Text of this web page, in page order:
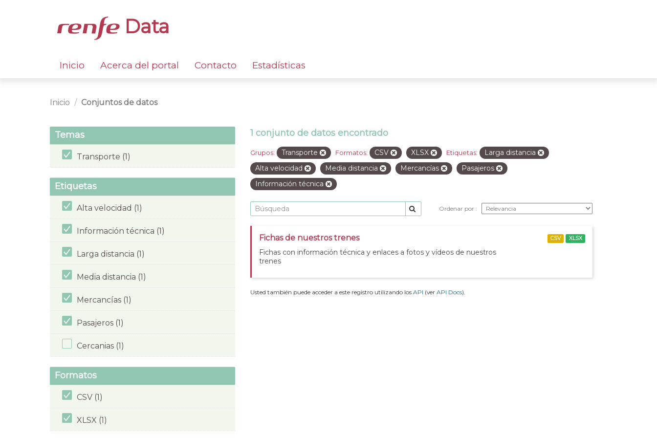
Data
Inicio Acerca del portal Contacto Estadísticas
Inicio Conjuntos de datos
Temas
Transporte (1)
Etiquetas
Alta velocidad (1)
Información técnica (1)
Larga distancia (1)
Media distancia (1)
Mercancías (1)
Pasajeros (1)
Cercanias (1)
Formatos
CSV (1)
XLSX (1)
1 conjunto de datos encontrado
Grupos: Transporte Formatos: CSV XLSX Etiquetas:
Larga distancia
Alta velocidad
Media distancia Mercancías
Pasajeros
Información técnica
Ordenar por
Fichas de nuestros trenes
Fichas con información técnica y enlaces a fotos y vídeos de nuestros
trenes
CSV XLSX
Usted también puede acceder a este registro utilizando los API (ver API Docs).